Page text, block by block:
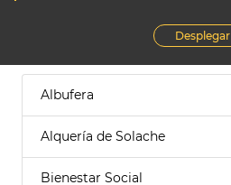
Desplegar
Albufera
Alquería de Solache
Bienestar Social